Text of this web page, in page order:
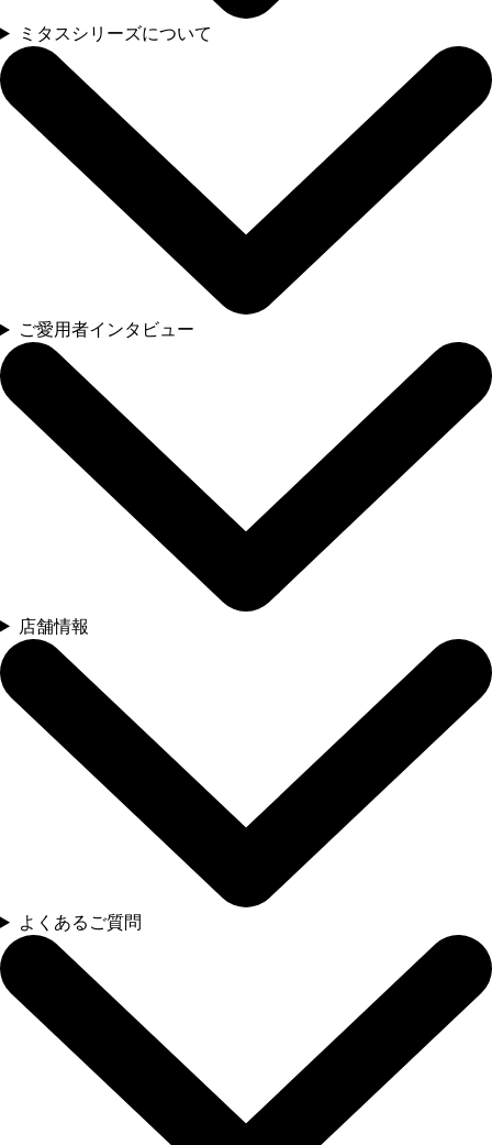
ミタスシリーズについて
ご愛用者インタビュー
店舗情報
よくあるご質問